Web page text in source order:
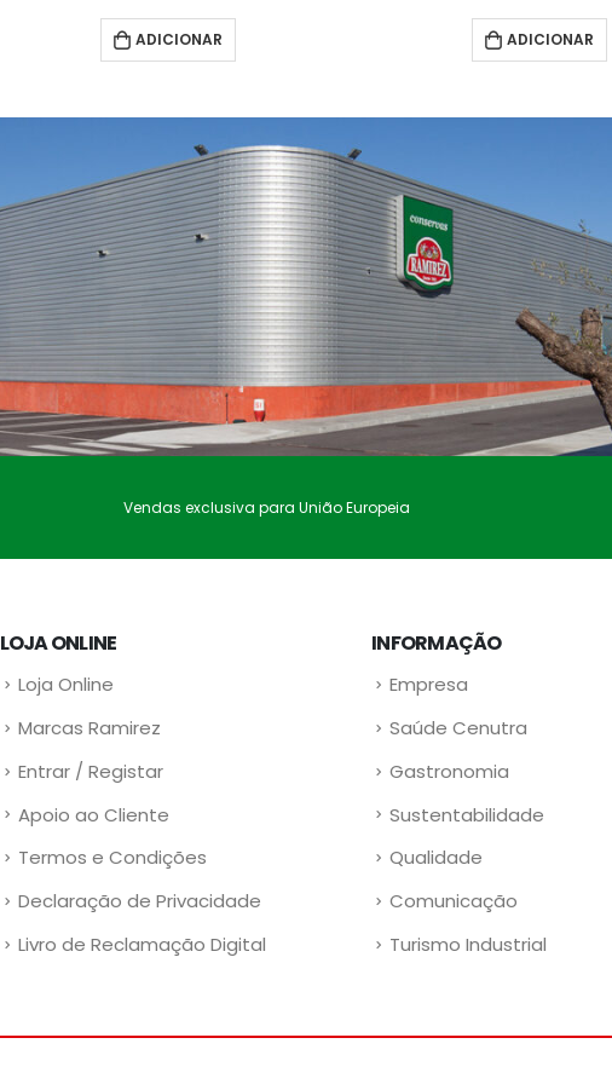
ADICIONAR ADICIONAR
Vendas exclusiva para União Europeia
LOJA ONLINE
Loja Online
Marcas Ramirez
Entrar / Registar
Apoio ao Cliente
Termos e Condições
Declaração de Privacidade
Livro de Reclamação Digital
INFORMAÇÃO
Empresa
Saúde Cenutra
Gastronomia
Sustentabilidade
Qualidade
Comunicação
Turismo Industrial